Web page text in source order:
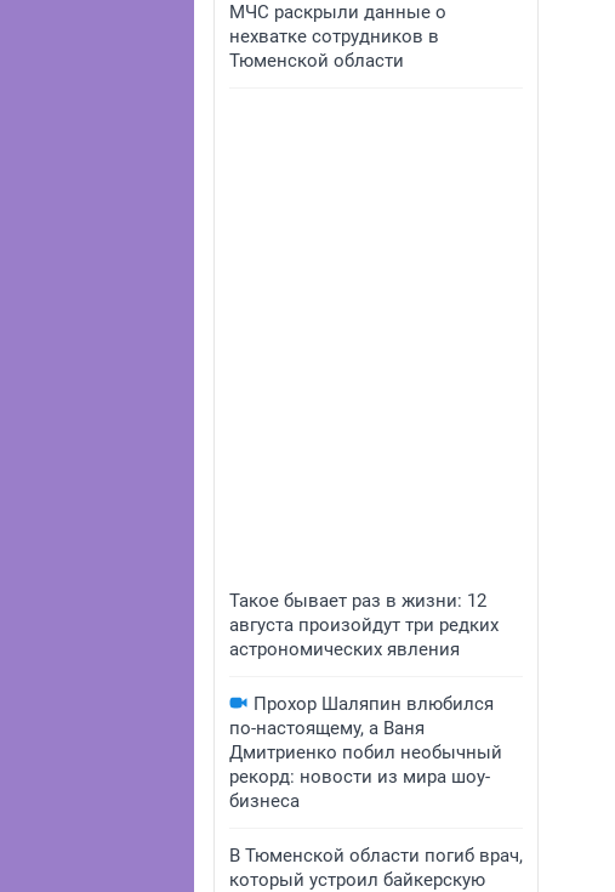
МЧС раскрыли данные о
нехватке сотрудников в
Тюменской области
Такое бывает раз в жизни: 12
августа произойдут три редких
астрономических явления
Прохор Шаляпин влюбился
по-настоящему, а Ваня
Дмитриенко побил необычный
рекорд: новости из мира шоу-
бизнеса
В Тюменской области погиб врач,
который устроил байкерскую